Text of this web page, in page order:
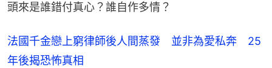
頭來是誰錯付真心？誰自作多情？
法國千金戀上窮律師後人間蒸發 並非為愛私奔 25
年後揭恐怖真相